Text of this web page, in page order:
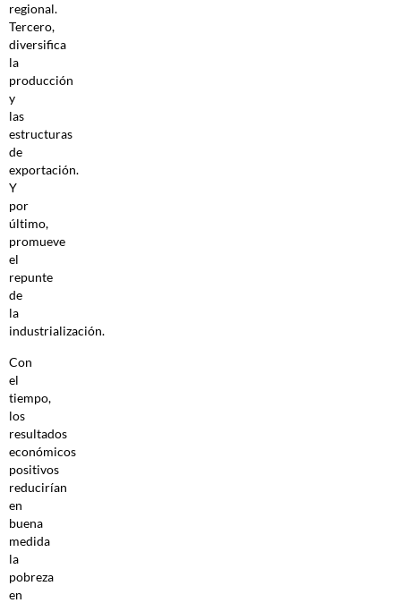
regional.
Tercero,
diversifica
la
producción
y
las
estructuras
de
exportación.
Y
por
último,
promueve
el
repunte
de
la
industrialización.
Con
el
tiempo,
los
resultados
económicos
positivos
reducirían
en
buena
medida
la
pobreza
en